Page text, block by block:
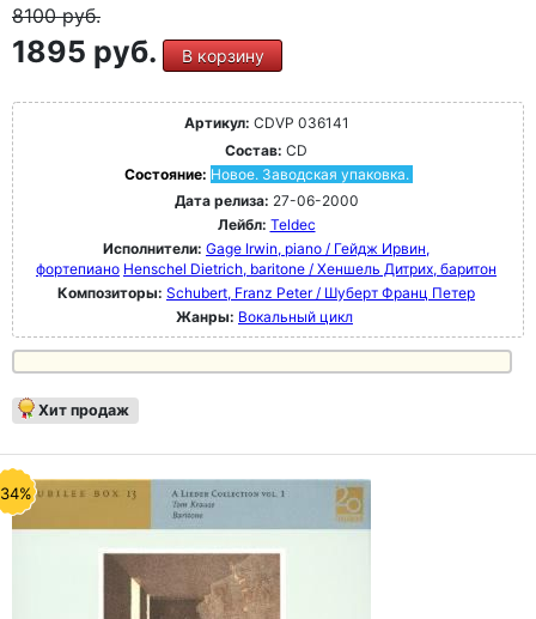
8100руб.
1895 руб. В корзину
Артикул: CDVP 036141
Состав: CD
Состояние: Новое. Заводская упаковка.
Дата релиза: 27-06-2000
Лейбл: Teldec
Исполнители: Gage Irwin, piano / Гейдж Ирвин,
фортепиано Henschel Dietrich, baritone / Хеншель Дитрих, баритон
Композиторы: Schubert, Franz Peter / Шуберт Франц Петер
Жанры: Вокальный цикл
Хит продаж